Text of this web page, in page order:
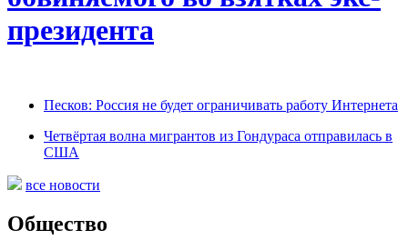
президента
Песков: Россия не будет ограничивать работу Интернета
Четвёртая волна мигрантов из Гондураса отправилась в
США
все новости
Общество